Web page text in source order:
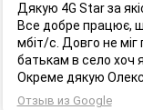
4G star).
Дякую 4G Star за
Все добре працює,
мбіт/с. Довго не міг
батькам в село хоч
Окреме дякую
підібране
Отзыв из Google